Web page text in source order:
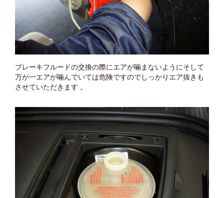
ブレーキフルードの交換の際にエアが噛まないようにそして
万が一エアが噛んでいては危険ですのでしっかりエア抜きも
させていただきます 。